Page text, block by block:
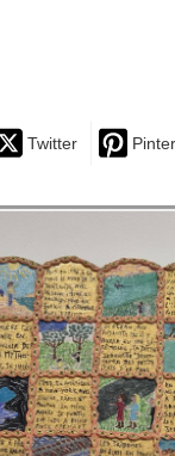
Twitter